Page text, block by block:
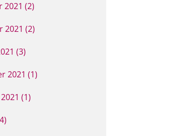
2021 (2)
2021 (2)
(3)
2021 (1)
(1)